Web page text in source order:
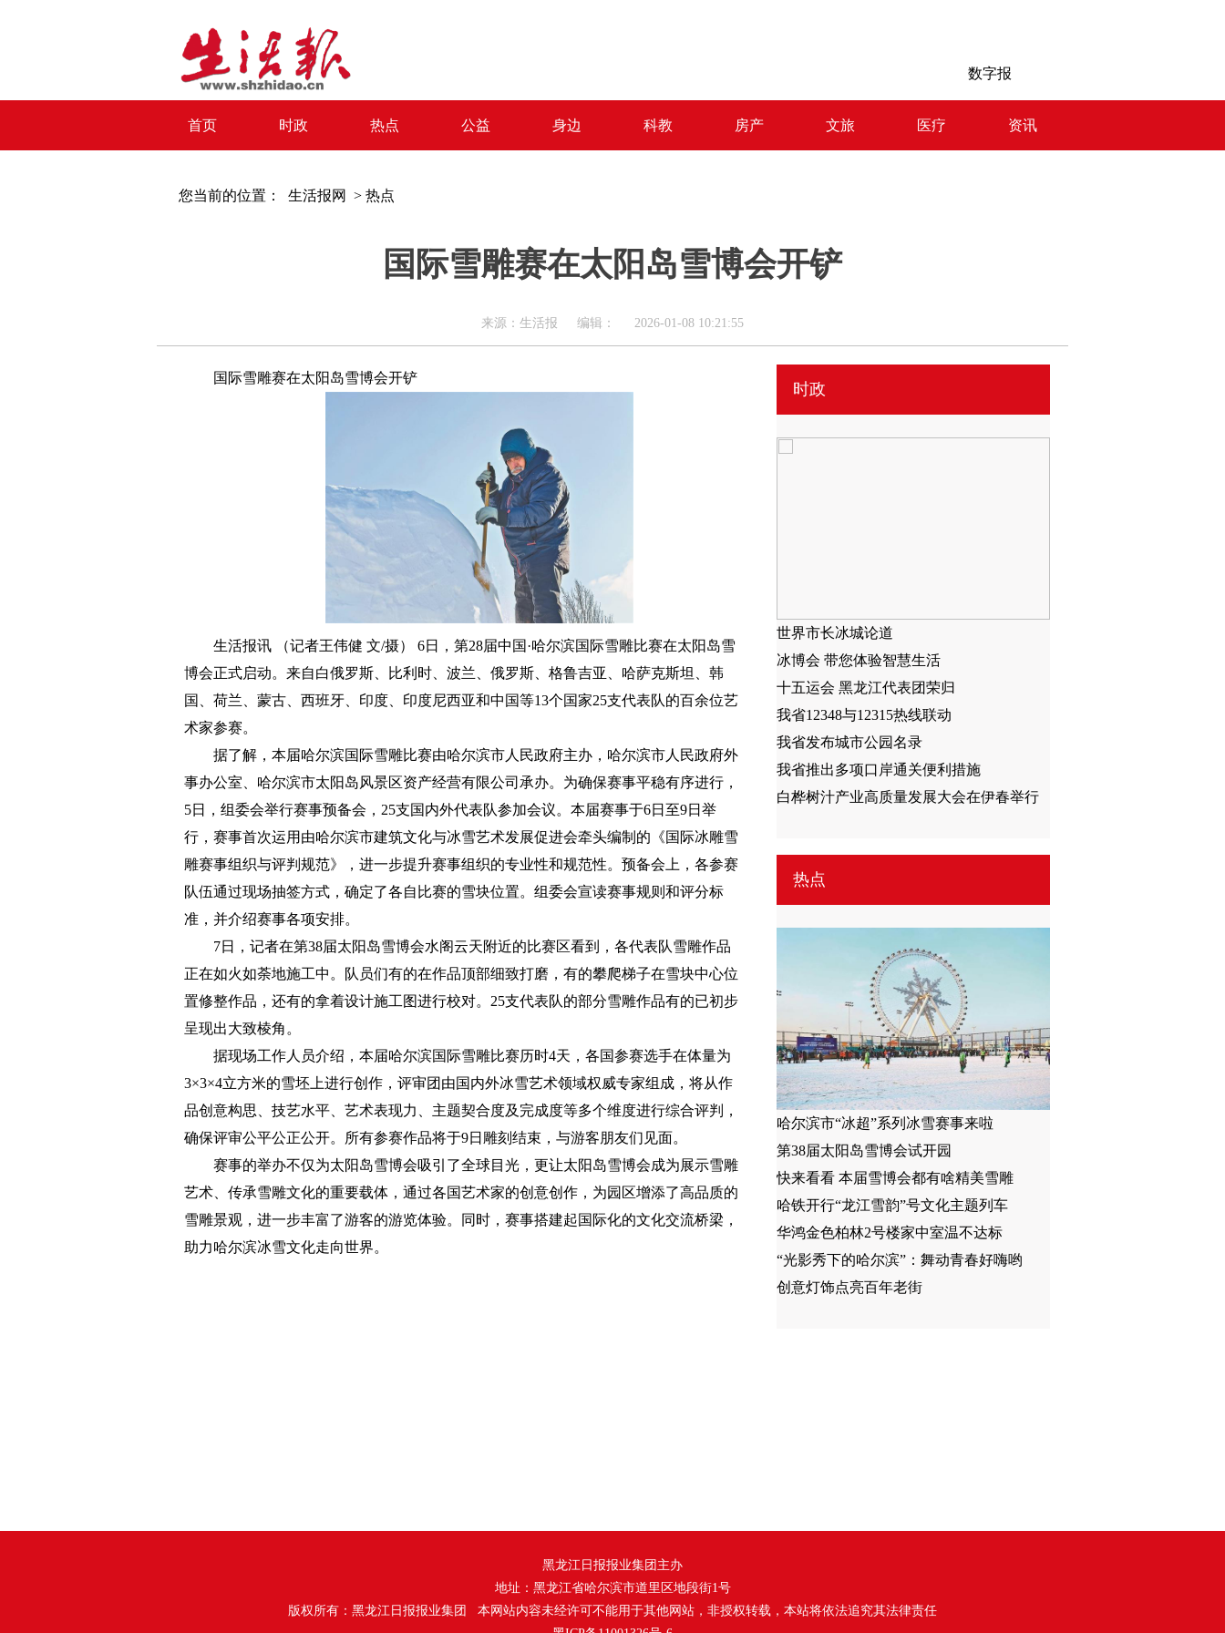
数字报
首页 时政 热点 公益 身边 科教 房产 文旅 医疗 资讯
您当前的位置： 生活报网 > 热点
国际雪雕赛在太阳岛雪博会开铲
来源：生活报 编辑： 2026-01-08 10:21:55
国际雪雕赛在太阳岛雪博会开铲
生活报讯 （记者王伟健 文/摄） 6日，第28届中国·哈尔滨国际雪雕比赛在太阳岛雪
博会正式启动。来自白俄罗斯、比利时、波兰、俄罗斯、格鲁吉亚、哈萨克斯坦、韩
国、荷兰、蒙古、西班牙、印度、印度尼西亚和中国等13个国家25支代表队的百余位艺
术家参赛。
据了解，本届哈尔滨国际雪雕比赛由哈尔滨市人民政府主办，哈尔滨市人民政府外
事办公室、哈尔滨市太阳岛风景区资产经营有限公司承办。为确保赛事平稳有序进行，
5日，组委会举行赛事预备会，25支国内外代表队参加会议。本届赛事于6日至9日举
行，赛事首次运用由哈尔滨市建筑文化与冰雪艺术发展促进会牵头编制的《国际冰雕雪
雕赛事组织与评判规范》，进一步提升赛事组织的专业性和规范性。预备会上，各参赛
队伍通过现场抽签方式，确定了各自比赛的雪块位置。组委会宣读赛事规则和评分标
准，并介绍赛事各项安排。
7日，记者在第38届太阳岛雪博会水阁云天附近的比赛区看到，各代表队雪雕作品
正在如火如荼地施工中。队员们有的在作品顶部细致打磨，有的攀爬梯子在雪块中心位
置修整作品，还有的拿着设计施工图进行校对。25支代表队的部分雪雕作品有的已初步
呈现出大致棱角。
据现场工作人员介绍，本届哈尔滨国际雪雕比赛历时4天，各国参赛选手在体量为
3×3×4立方米的雪坯上进行创作，评审团由国内外冰雪艺术领域权威专家组成，将从作
品创意构思、技艺水平、艺术表现力、主题契合度及完成度等多个维度进行综合评判，
确保评审公平公正公开。所有参赛作品将于9日雕刻结束，与游客朋友们见面。
赛事的举办不仅为太阳岛雪博会吸引了全球目光，更让太阳岛雪博会成为展示雪雕
艺术、传承雪雕文化的重要载体，通过各国艺术家的创意创作，为园区增添了高品质的
雪雕景观，进一步丰富了游客的游览体验。同时，赛事搭建起国际化的文化交流桥梁，
助力哈尔滨冰雪文化走向世界。
时政
世界市长冰城论道
冰博会 带您体验智慧生活
十五运会 黑龙江代表团荣归
我省12348与12315热线联动
我省发布城市公园名录
我省推出多项口岸通关便利措施
白桦树汁产业高质量发展大会在伊春举行
热点
哈尔滨市“冰超”系列冰雪赛事来啦
第38届太阳岛雪博会试开园
快来看看 本届雪博会都有啥精美雪雕
哈铁开行“龙江雪韵”号文化主题列车
华鸿金色柏林2号楼家中室温不达标
“光影秀下的哈尔滨”：舞动青春好嗨哟
创意灯饰点亮百年老街
黑龙江日报报业集团主办
地址：黑龙江省哈尔滨市道里区地段街1号
版权所有：黑龙江日报报业集团 本网站内容未经许可不能用于其他网站，非授权转载，本站将依法追究其法律责任